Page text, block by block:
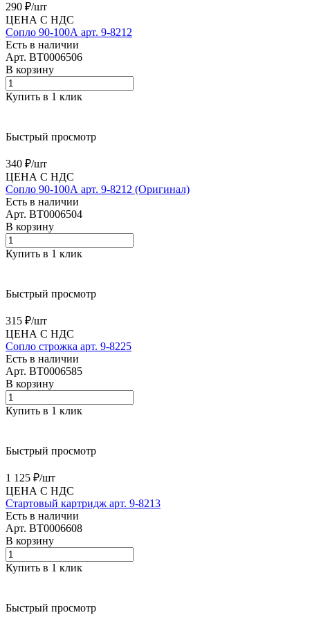
290 ₽/шт
ЦЕНА С НДС
Сопло 90-100А арт. 9-8212
Есть в наличии
Арт. BT0006506
В корзину
Купить в 1 клик
Быстрый просмотр
340 ₽/шт
ЦЕНА С НДС
Сопло 90-100А арт. 9-8212 (Оригинал)
Есть в наличии
Арт. BT0006504
В корзину
Купить в 1 клик
Быстрый просмотр
315 ₽/шт
ЦЕНА С НДС
Сопло строжка арт. 9-8225
Есть в наличии
Арт. BT0006585
В корзину
Купить в 1 клик
Быстрый просмотр
1 125 ₽/шт
ЦЕНА С НДС
Стартовый картридж арт. 9-8213
Есть в наличии
Арт. BT0006608
В корзину
Купить в 1 клик
Быстрый просмотр